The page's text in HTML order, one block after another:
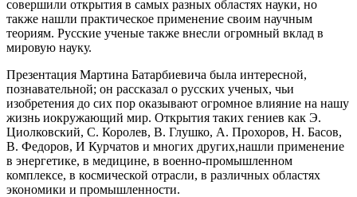
совершили открытия в самых разных областях науки, но
также нашли практическое применение своим научным
теориям. Русские ученые также внесли огромный вклад в
мировую науку.
Презентация Мартина Батарбиевича была интересной,
познавательной; он рассказал о русских ученых, чьи
изобретения до сих пор оказывают огромное влияние на нашу
жизнь иокружающий мир. Открытия таких гениев как Э.
Циолковский, С. Королев, В. Глушко, А. Прохоров, Н. Басов,
В. Федоров, И Курчатов и многих других,нашли применение
в энергетике, в медицине, в военно-промышленном
комплексе, в космической отрасли, в различных областях
экономики и промышленности.